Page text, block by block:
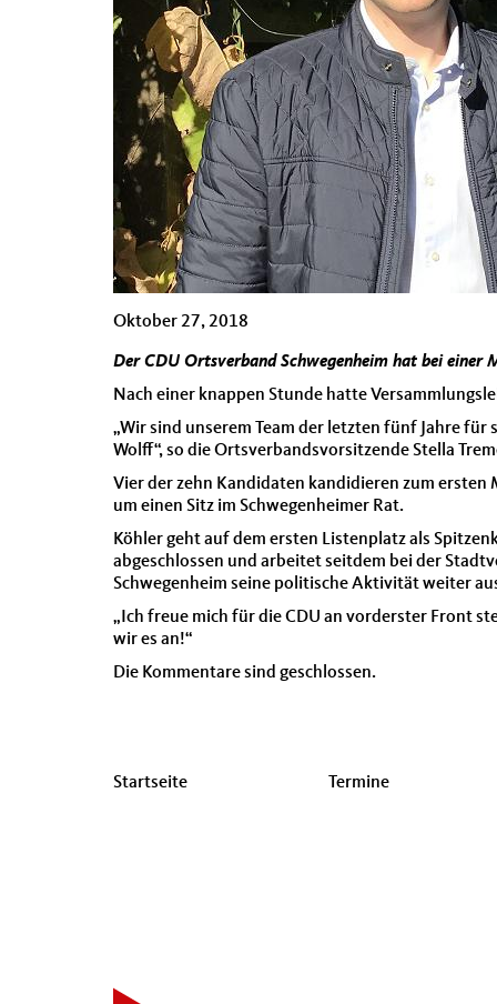
Oktober 27, 2018
Der CDU Ortsverband Schwegenheim hat bei
Nach einer knappen Stunde hatte
„Wir sind unserem Team der letzten fünf Jahre
Wolff“, so die Ortsverbandsvorsitzende Stella
Vier der zehn Kandidaten kandidieren zum ersten
um einen Sitz im Schwegenheimer Rat.
Köhler geht auf dem ersten Listenplatz als
abgeschlossen und arbeitet seitdem bei der
Schwegenheim seine politische Aktivität weiter
„Ich freue mich für die CDU an vorderster Front
wir es an!“
Die Kommentare sind geschlossen.
Seitenübersicht
Startseite Termine